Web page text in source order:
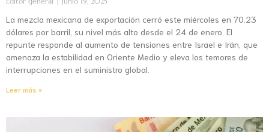
La mezcla mexicana de exportación cerró este miércoles en 70.23
dólares por barril, su nivel más alto desde el 24 de enero. El
repunte responde al aumento de tensiones entre Israel e Irán, que
amenaza la estabilidad en Oriente Medio y eleva los temores de
interrupciones en el suministro global.
Leer más »